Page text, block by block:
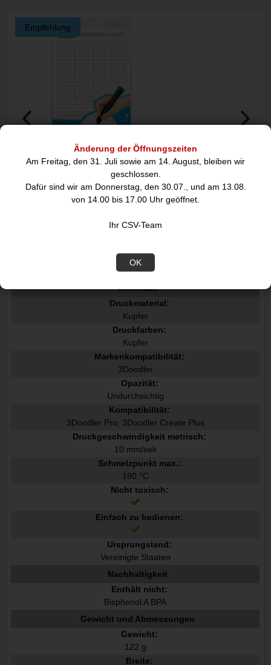
Änderung der Öffnungszeiten
Am Freitag, den 31. Juli sowie am 14. August, bleiben wir
geschlossen.
Dafür sind wir am Donnerstag, den 30.07., und am 13.08.
von 14.00 bis 17.00 Uhr geöffnet.
Ihr CSV-Team
OK
Empfehlung
3Doodler MINT Zeichenunterlage
DoodlePad,
9,90
1200er-Pack
Merkmale
Druckmaterial:
Kupfer
Druckfarben:
Kupfer
Markenkompatibilität:
3Doodler
Opazität:
Undurchsichtig
Kompatibilität:
3Doodler Pro, 3Doodler Create Plus
Druckgeschwindigkeit metrisch:
10 mm/sek
Schmelzpunkt max.:
180 °C
Nicht toxisch:
Einfach zu bedienen:
Ursprungsland:
Vereinigte Staaten
Nachhaltigkeit
Enthält nicht:
Bisphenol A BPA
Gewicht und Abmessungen
Gewicht:
122 g
Breite: